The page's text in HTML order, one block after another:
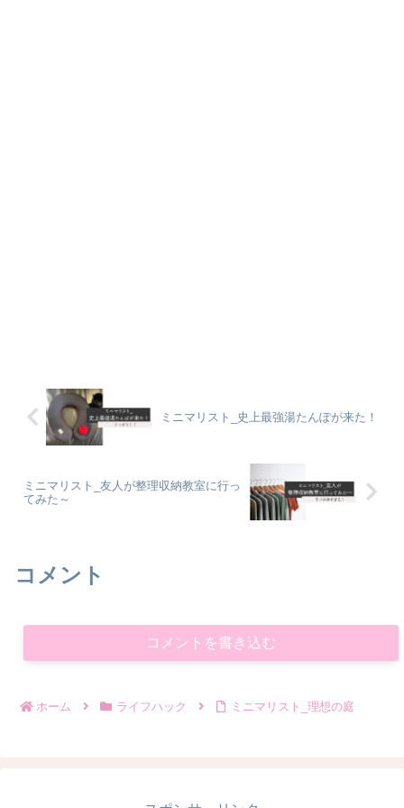
ミニマリスト_史上最強湯たんぽが来た！
ミニマリスト_友人が整理収納教室に行っ
てみた～
コメント
コメントを書き込む
ホーム ライフハック ミニマリスト_理想の庭